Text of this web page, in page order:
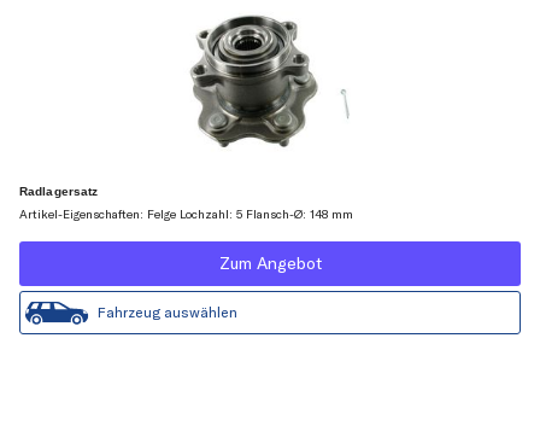
Radlagersatz
Artikel-Eigenschaften: Felge Lochzahl: 5 Flansch-Ø: 148 mm
Zum Angebot
Fahrzeug auswählen